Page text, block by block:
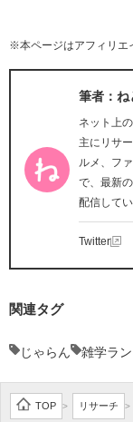
※本ページはアフィリエ
筆者：ね
ネット上
主にリサ
ルメ、フ
で、最新
配信してい
Twitter
関連タグ
じゃらん 雑学ラ
TOP > リサーチ >